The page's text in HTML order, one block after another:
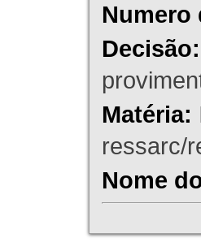
Numero
Decisão:
Matéria:
ressarc/
Nome